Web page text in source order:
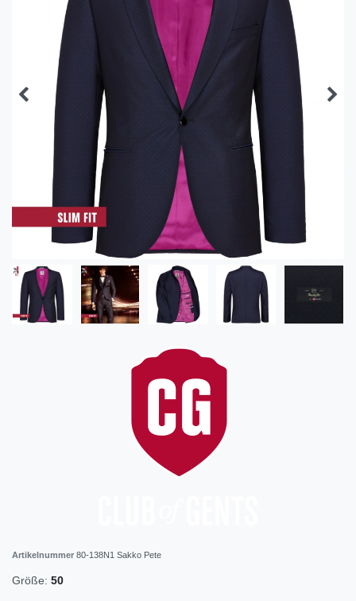
Artikelnummer 80-138N1 Sakko Pete
Größe: 50